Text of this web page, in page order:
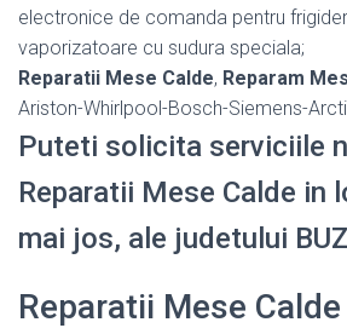
electronice de comanda pentru
vaporizatoare cu sudura speciala;
Reparatii Mese Calde, Reparam
Ariston-Whirlpool-Bosch-Siemens-
Puteti solicita serviciile
Reparatii Mese Calde in
mai jos, ale judetului
Reparatii Mese